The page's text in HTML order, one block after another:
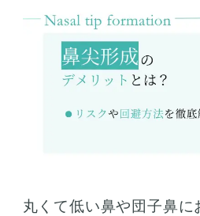
丸くて低い鼻や団子鼻に